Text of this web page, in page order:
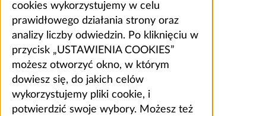
cookies wykorzystujemy w celu
prawidłowego działania strony oraz
analizy liczby odwiedzin. Po kliknięciu w
przycisk „USTAWIENIA COOKIES”
możesz otworzyć okno, w którym
dowiesz się, do jakich celów
wykorzystujemy pliki cookie, i
potwierdzić swoje wybory. Możesz też